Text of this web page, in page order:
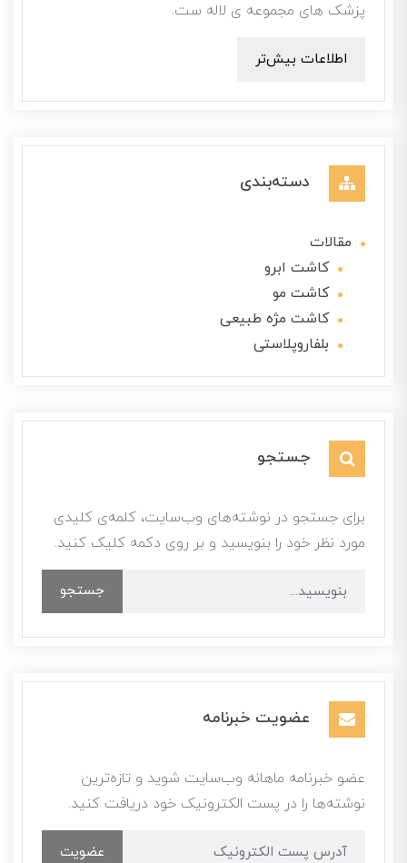
پزشک های مجموعه ی لاله ست.
اطلاعات بیش‌تر
دسته‌بندی
مقالات
کاشت ابرو
کاشت مو
کاشت مژه طبیعی
بلفاروپلاستی
جستجو
برای جستجو در نوشته‌های وب‌سایت، کلمه‌ی کلیدی
مورد نظر خود را بنویسید و بر روی دکمه کلیک کنید.
جستجو
عضویت خبرنامه
عضو خبرنامه ماهانه وب‌سایت شوید و تازه‌ترین
نوشته‌ها را در پست الکترونیک خود دریافت کنید.
عضویت